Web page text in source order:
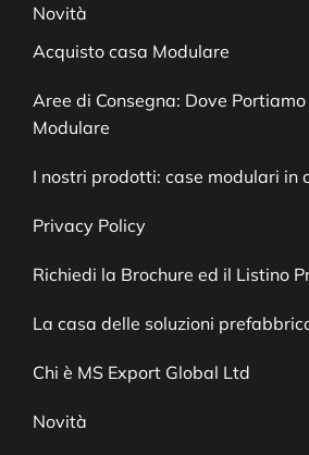
Novità
Acquisto casa Modulare
Aree di Consegna: Dove
Modulare
I nostri prodotti: case modulari in
Privacy Policy
Richiedi la Brochure ed il Listino
La casa delle soluzioni
Chi è MS Export Global Ltd
Novità